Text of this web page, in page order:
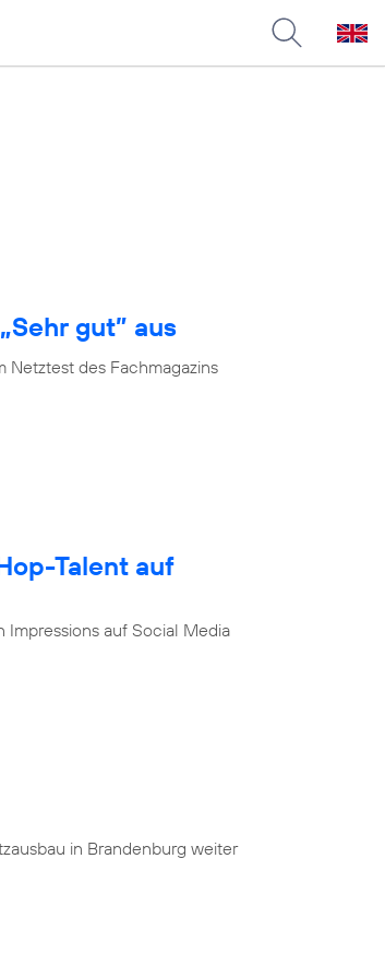
gut” aus
Netztest des Fachmagazins
Talent auf
Impressions auf Social Media
in Brandenburg weiter